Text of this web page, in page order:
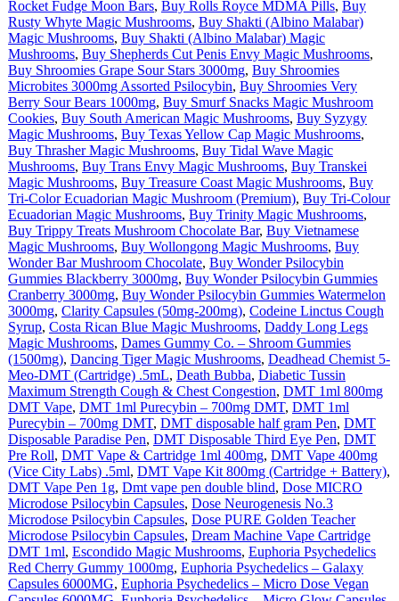
Rocket Fudge Moon Bars, Buy Rolls Royce MDMA Pills, Buy
Rusty Whyte Magic Mushrooms, Buy Shakti (Albino Malabar)
Magic Mushrooms, Buy Shakti (Albino Malabar) Magic
Mushrooms, Buy Shepherds Cut Penis Envy Magic Mushrooms,
Buy Shroomies Grape Sour Stars 3000mg, Buy Shroomies
Microbites 3000mg Assorted Psilocybin, Buy Shroomies Very
Berry Sour Bears 1000mg, Buy Smurf Snacks Magic Mushroom
Cookies, Buy South American Magic Mushrooms, Buy Syzygy
Magic Mushrooms, Buy Texas Yellow Cap Magic Mushrooms,
Buy Thrasher Magic Mushrooms, Buy Tidal Wave Magic
Mushrooms, Buy Trans Envy Magic Mushrooms, Buy Transkei
Magic Mushrooms, Buy Treasure Coast Magic Mushrooms, Buy
Tri-Color Ecuadorian Magic Mushroom (Premium), Buy Tri-Colour
Ecuadorian Magic Mushrooms, Buy Trinity Magic Mushrooms,
Buy Trippy Treats Mushroom Chocolate Bar, Buy Vietnamese
Magic Mushrooms, Buy Wollongong Magic Mushrooms, Buy
Wonder Bar Mushroom Chocolate, Buy Wonder Psilocybin
Gummies Blackberry 3000mg, Buy Wonder Psilocybin Gummies
Cranberry 3000mg, Buy Wonder Psilocybin Gummies Watermelon
3000mg, Clarity Capsules (50mg-200mg), Codeine Linctus Cough
Syrup, Costa Rican Blue Magic Mushrooms, Daddy Long Legs
Magic Mushrooms, Dames Gummy Co. – Shroom Gummies
(1500mg), Dancing Tiger Magic Mushrooms, Deadhead Chemist 5-
Meo-DMT (Cartridge) .5mL, Death Bubba, Diabetic Tussin
Maximum Strength Cough & Chest Congestion, DMT 1ml 800mg
DMT Vape, DMT 1ml Purecybin – 700mg DMT, DMT 1ml
Purecybin – 700mg DMT, DMT disposable half gram Pen, DMT
Disposable Paradise Pen, DMT Disposable Third Eye Pen, DMT
Pre Roll, DMT Vape & Cartridge 1ml 400mg, DMT Vape 400mg
(Vice City Labs) .5ml, DMT Vape Kit 800mg (Cartridge + Battery),
DMT Vape Pen 1g, Dmt vape pen double blind, Dose MICRO
Microdose Psilocybin Capsules, Dose Neurogenesis No.3
Microdose Psilocybin Capsules, Dose PURE Golden Teacher
Microdose Psilocybin Capsules, Dream Machine Vape Cartridge
DMT 1ml, Escondido Magic Mushrooms, Euphoria Psychedelics
Red Cherry Gummy 1000mg, Euphoria Psychedelics – Galaxy
Capsules 6000MG, Euphoria Psychedelics – Micro Dose Vegan